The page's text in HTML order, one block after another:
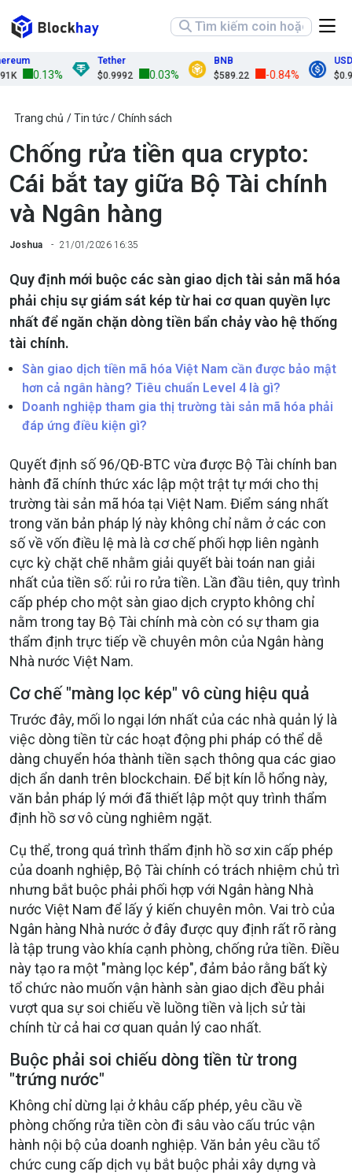
0.13%
Tether
$0.9992
0.03%
BNB
$589.22
-0.84%
USDC
Trang chủ Tin tức Chính sách
Chống rửa tiền qua crypto:
Cái bắt tay giữa Bộ Tài chính
và Ngân hàng
Joshua 21/01/2026 16:35
Quy định mới buộc các sàn giao dịch tài sản mã hóa
phải chịu sự giám sát kép từ hai cơ quan quyền lực
nhất để ngăn chặn dòng tiền bẩn chảy vào hệ thống
tài chính.
Sàn giao dịch tiền mã hóa Việt Nam cần được bảo mật
hơn cả ngân hàng? Tiêu chuẩn Level 4 là gì?
Doanh nghiệp tham gia thị trường tài sản mã hóa phải
đáp ứng điều kiện gì?
Quyết định số 96/QĐ-BTC vừa được Bộ Tài chính ban
hành đã chính thức xác lập một trật tự mới cho thị
trường tài sản mã hóa tại Việt Nam. Điểm sáng nhất
trong văn bản pháp lý này không chỉ nằm ở các con
số về vốn điều lệ mà là cơ chế phối hợp liên ngành
cực kỳ chặt chẽ nhằm giải quyết bài toán nan giải
nhất của tiền số: rủi ro rửa tiền. Lần đầu tiên, quy trình
cấp phép cho một sàn giao dịch crypto không chỉ
nằm trong tay Bộ Tài chính mà còn có sự tham gia
thẩm định trực tiếp về chuyên môn của Ngân hàng
Nhà nước Việt Nam.
Cơ chế "màng lọc kép" vô cùng hiệu quả
Trước đây, mối lo ngại lớn nhất của các nhà quản lý là
việc dòng tiền từ các hoạt động phi pháp có thể dễ
dàng chuyển hóa thành tiền sạch thông qua các giao
dịch ẩn danh trên blockchain. Để bịt kín lỗ hổng này,
văn bản pháp lý mới đã thiết lập một quy trình thẩm
định hồ sơ vô cùng nghiêm ngặt.
Cụ thể, trong quá trình thẩm định hồ sơ xin cấp phép
của doanh nghiệp, Bộ Tài chính có trách nhiệm chủ trì
nhưng bắt buộc phải phối hợp với Ngân hàng Nhà
nước Việt Nam để lấy ý kiến chuyên môn. Vai trò của
Ngân hàng Nhà nước ở đây được quy định rất rõ ràng
là tập trung vào khía cạnh phòng, chống rửa tiền. Điều
này tạo ra một "màng lọc kép", đảm bảo rằng bất kỳ
tổ chức nào muốn vận hành sàn giao dịch đều phải
vượt qua sự soi chiếu về luồng tiền và lịch sử tài
chính từ cả hai cơ quan quản lý cao nhất.
Buộc phải soi chiếu dòng tiền từ trong
"trứng nước"
Không chỉ dừng lại ở khâu cấp phép, yêu cầu về
phòng chống rửa tiền còn đi sâu vào cấu trúc vận
hành nội bộ của doanh nghiệp. Văn bản yêu cầu tổ
chức cung cấp dịch vụ bắt buộc phải xây dựng và